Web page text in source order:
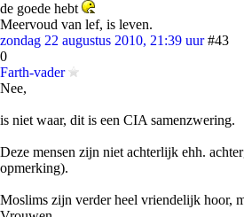
de goede hebt
Meervoud van lef, is leven.
zondag 22 augustus 2010, 21:39 uur #43
0
Farth-vader
Nee,
is niet waar, dit is een CIA samenzwering.
Deze mensen zijn niet achterlijk ehh.
opmerking).
Moslims zijn verder heel vriendelijk hoor,